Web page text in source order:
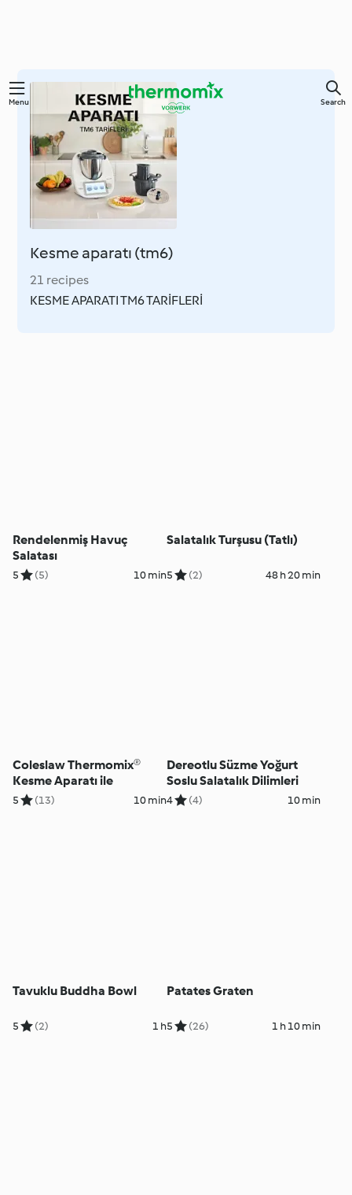
Skip
content
Menu Search
Kesme aparatı (tm6)
21 recipes
KESME APARATI TM6 TARİFLERİ
Rendelenmiş Havuç
Salatası
5 (5) 10 min
Salatalık Turşusu (Tatlı)
5 (2) 48 h 20 min
Coleslaw Thermomix®
Kesme Aparatı ile
5 (13) 10 min
Dereotlu Süzme Yoğurt
Soslu Salatalık Dilimleri
4 (4) 10 min
Tavuklu Buddha Bowl
5 (2) 1 h
Patates Graten
5 (26) 1 h 10 min